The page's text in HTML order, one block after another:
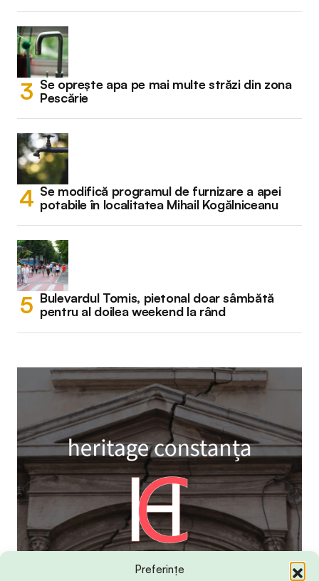
Preferințe
Se oprește apa pe mai multe străzi din zona
Pescărie
Se modifică programul de furnizare a apei
potabile în localitatea Mihail Kogălniceanu
Bulevardul Tomis, pietonal doar sâmbătă
pentru al doilea weekend la rând